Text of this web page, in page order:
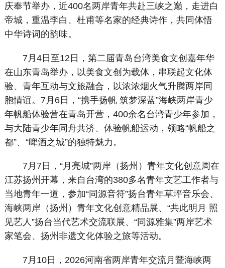
庆奉节举办，近400名两岸青年共赴三峡之巅，走进白
帝城，重温李白、杜甫等名家的经典诗作，共同体悟
中华诗词的韵味。
7月4日至12日，第二届青岛台湾美食文创嘉年华
在山东青岛举办，以美食文创为载体，串联起文化体
验、青年互动与文旅融合，以浓浓烟火气升腾两岸同
胞情谊。7月6日，“携手扬帆 筑梦深蓝”海峡两岸青少
年帆船体验营在青岛开营，400余名台湾青少年参加，
与大陆青少年同舟共济、体验帆船运动，领略“帆船之
都”、“啤酒之城”的独特魅力。
7月7日，“月亮城”两岸（扬州）青年文化创意周在
江苏扬州开幕，来自台湾的380多名青年文艺工作者与
当地青年一道，参加“同源音符”扬台青年草坪音乐会、
海峡两岸（扬州）青年文化创意精品展、“共此明月 照
见艺人”扬台当代艺术交流联展、“同源雅集”两岸艺术
家笔会、扬州非遗文化体验之旅等活动。
7月10日，2026河南省两岸青年交流月暨海峡两